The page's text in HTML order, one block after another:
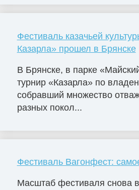
Фестиваль казачьей
Казарла» прошел в Брянске
В Брянске, в парке
турнир «Казарла» по
собравший множество
разных покол...
Фестиваль Вагонфест:
Масштаб фестиваля снова